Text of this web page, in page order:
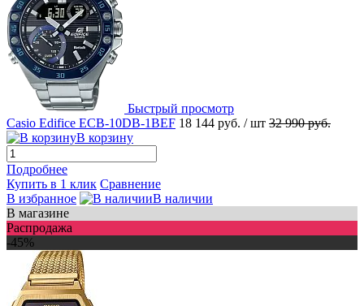
Быстрый просмотр
Casio Edifice ECB-10DB-1BEF 18 144 руб. / шт 32 990 руб.
В корзину
Подробнее
Купить в 1 клик Сравнение
В избранное
В наличии
В магазине
Распродажа
-45%